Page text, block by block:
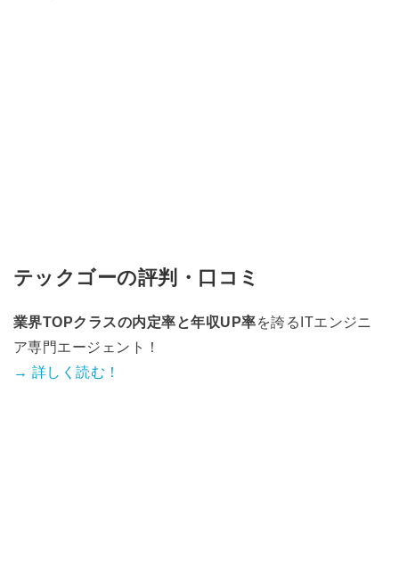
テックゴーの評判・口コミ
業界TOPクラスの内定率と年収UP率を誇るITエンジニ
ア専門エージェント！
→ 詳しく読む！